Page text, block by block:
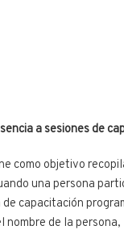
a sesiones de
como objetivo
una persona
capacitación
nombre de la